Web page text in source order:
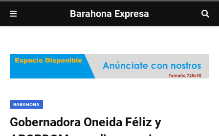
Barahona Expresa
BARAHONA
Gobernadora Oneida Féliz y